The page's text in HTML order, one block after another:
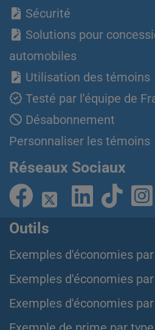
Sécurité
Solutions pour
automobiles
Utilisation des témoins
Testé par l'équipe de
Désabonnement
Personnaliser les témoins
Réseaux Sociaux
Outils
Exemples d'économies
Exemples d'économies
Exemples d'économies